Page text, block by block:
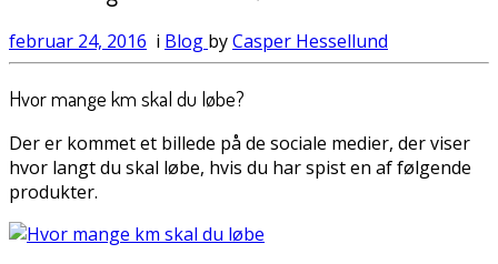
februar 24, 2016 i Blog byCasper Hessellund
Hvor mange km skal du løbe?
Der er kommet et billede på de sociale medier, der viser
hvor langt du skal løbe, hvis du har spist en af følgende
produkter.